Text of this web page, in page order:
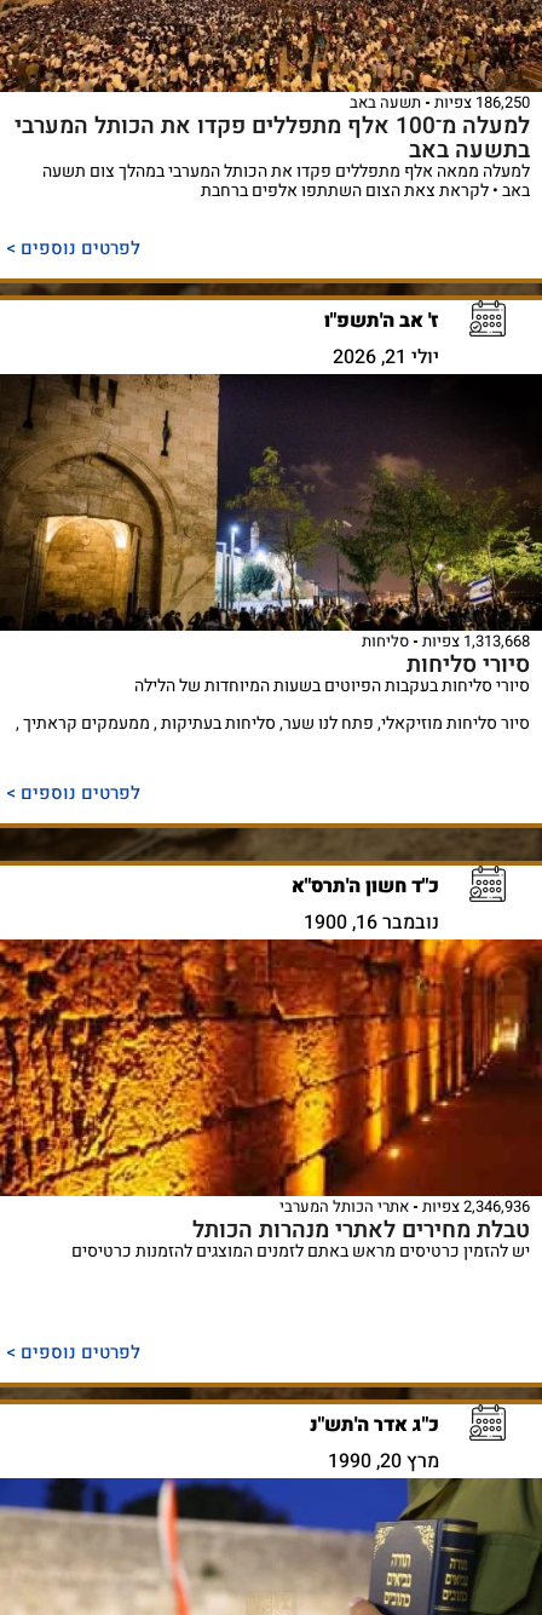
186,250 צפיות תשעה באב
למעלה מ־100 אלף מתפללים פקדו את הכותל המערבי
בתשעה באב
למעלה ממאה אלף מתפללים פקדו את הכותל המערבי במהלך צום תשעה
באב • לקראת צאת הצום השתתפו אלפים ברחבת
לפרטים נוספים >
ז' אב ה'תשפ"ו
יולי 21, 2026
1,313,668 צפיות סליחות
סיורי סליחות
סיורי סליחות בעקבות הפיוטים בשעות המיוחדות של הלילה
סיור סליחות מוזיקאלי, פתח לנו שער, סליחות בעתיקות , ממעמקים קראתיך ,
לפרטים נוספים >
כ"ד חשון ה'תרס"א
נובמבר 16, 1900
2,346,936 צפיות אתרי הכותל המערבי
טבלת מחירים לאתרי מנהרות הכותל
יש להזמין כרטיסים מראש באתם לזמנים המוצגים להזמנות כרטיסים
לפרטים נוספים >
כ"ג אדר ה'תש"נ
מרץ 20, 1990